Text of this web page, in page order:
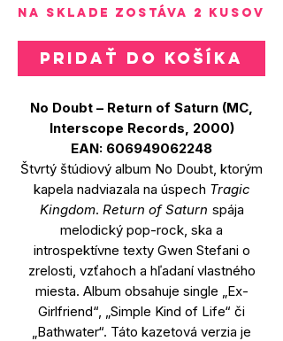
Na sklade zostáva 2 kusov
Pridať do košíka
No Doubt – Return of Saturn (MC,
Interscope Records, 2000)
EAN: 606949062248
Štvrtý štúdiový album No Doubt, ktorým
kapela nadviazala na úspech Tragic
Kingdom. Return of Saturn spája
melodický pop-rock, ska a
introspektívne texty Gwen Stefani o
zrelosti, vzťahoch a hľadaní vlastného
miesta. Album obsahuje single „Ex-
Girlfriend“, „Simple Kind of Life“ či
„Bathwater“. Táto kazetová verzia je